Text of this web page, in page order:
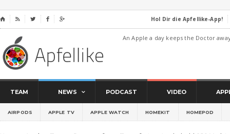
⌂     Hol Dir die Apfellike-App!
An Apple a day keeps the Doctor
TEAM NEWS PODCAST VIDEO
AIRPODS APPLE TV APPLE WATCH HOMEKIT HOMEPOD